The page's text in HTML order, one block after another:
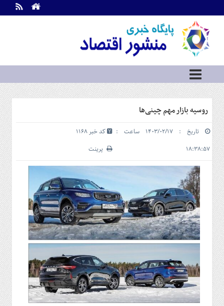
اطلاعات
تماس
ما
درباره
ما
سرویس
ها
بازار
سرمایه
و
بورس
مسکن
و
شهری
گاز
و
پتروشیمی
صنعت
و
خودرو
استارت
روسیه بازار مهم چینی‌ها
تاریخ : ۱۴۰۳/۰۲/۱۷ ساعت :
۱۸:۳۸:۵۷
کد خبر 1168
پرینت